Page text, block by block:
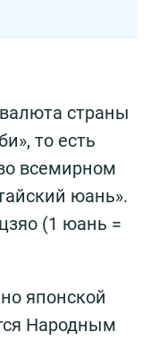
страны
то есть
всемирном
юань».
(1 юань =
японской
Народным